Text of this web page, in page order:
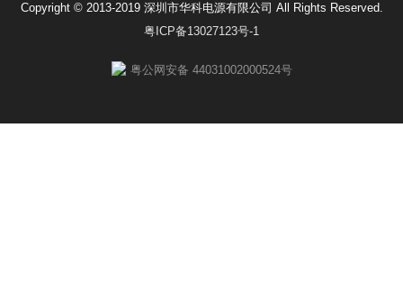
Copyright © 2013-2019 深圳市华科电源有限公司 All Rights Reserved.
粤ICP备13027123号-1
粤公网安备 44031002000524号